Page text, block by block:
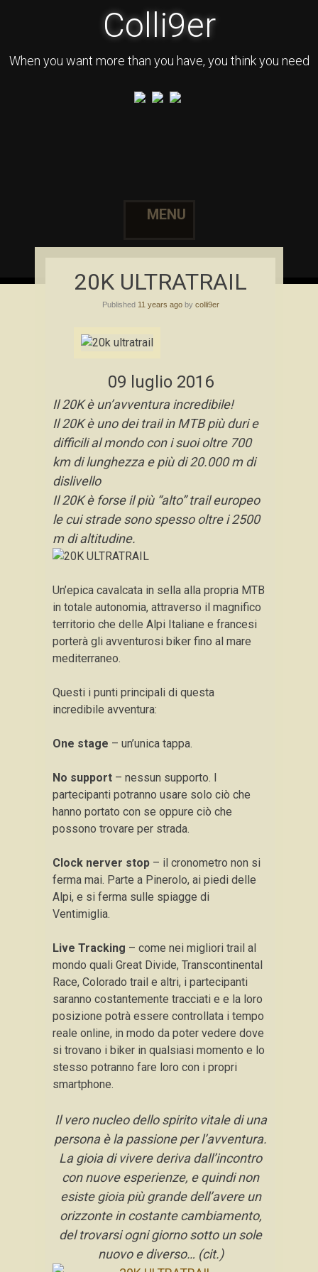
Colli9er
When you want more than you have, you think you need
MENU
20K ULTRATRAIL
Published 11 years agoby colli9er
09 luglio 2016
Il 20K è un’avventura incredibile!
Il 20K è uno dei trail in MTB più duri e
difficili al mondo con i suoi oltre 700
km di lunghezza e più di 20.000 m di
dislivello
Il 20K è forse il più “alto” trail europeo
le cui strade sono spesso oltre i 2500
m di altitudine.
Un’epica cavalcata in sella alla propria MTB
in totale autonomia, attraverso il magnifico
territorio che delle Alpi Italiane e francesi
porterà gli avventurosi biker fino al mare
mediterraneo.
Questi i punti principali di questa
incredibile avventura:
One stage – un’unica tappa.
No support – nessun supporto. I
partecipanti potranno usare solo ciò che
hanno portato con se oppure ciò che
possono trovare per strada.
Clock nerver stop – il cronometro non si
ferma mai. Parte a Pinerolo, ai piedi delle
Alpi, e si ferma sulle spiagge di
Ventimiglia.
Live Tracking – come nei migliori trail al
mondo quali Great Divide, Transcontinental
Race, Colorado trail e altri, i partecipanti
saranno costantemente tracciati e e la loro
posizione potrà essere controllata i tempo
reale online, in modo da poter vedere dove
si trovano i biker in qualsiasi momento e lo
stesso potranno fare loro con i propri
smartphone.
Il vero nucleo dello spirito vitale di una
persona è la passione per l’avventura.
La gioia di vivere deriva dall’incontro
con nuove esperienze, e quindi non
esiste gioia più grande dell’avere un
orizzonte in costante cambiamento,
del trovarsi ogni giorno sotto un sole
nuovo e diverso… (cit.)